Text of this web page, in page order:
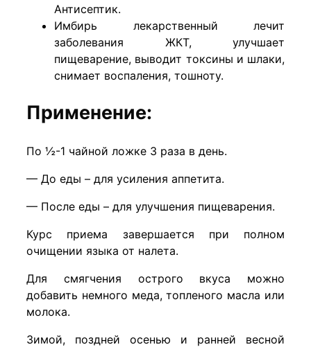
Антисептик.
Имбирь лекарственный лечит
заболевания ЖКТ, улучшает
пищеварение, выводит токсины и шлаки,
снимает воспаления, тошноту.
Применение:
По ½-1 чайной ложке 3 раза в день.
— До еды – для усиления аппетита.
— После еды – для улучшения пищеварения.
Курс приема завершается при полном
очищении языка от налета.
Для смягчения острого вкуса можно
добавить немного меда, топленого масла или
молока.
Зимой, поздней осенью и ранней весной